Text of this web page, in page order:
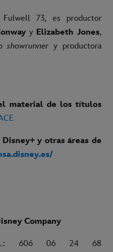
73, es productor
y Elizabeth Jones,
showrunner y productora
material de los títulos
y otras áreas de
Company
606 06 24 68